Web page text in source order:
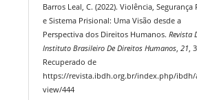
Barros Leal, C. (2022). Violência, Segurança
e Sistema Prisional: Uma Visão desde a
Perspectiva dos Direitos Humanos.Revista
Instituto Brasileiro De Direitos Humanos,21,
Recuperado de
https://revista.ibdh.org.br/index.php/ibdh/
view/444